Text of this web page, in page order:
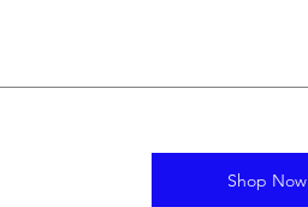
Shop Now